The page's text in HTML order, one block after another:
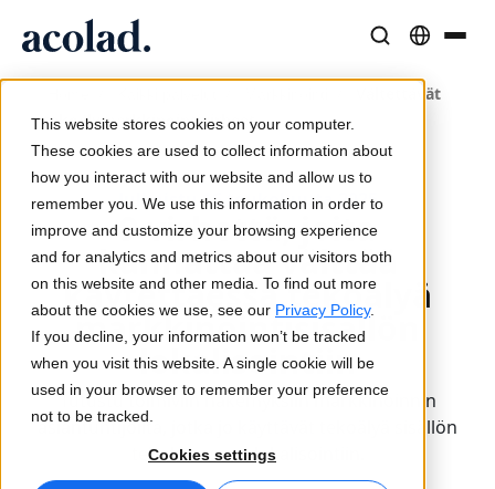
This website stores cookies on your computer.
These cookies are used to collect information about
how you interact with our website and allow us to
remember you. We use this information in order to
improve and customize your browsing experience
and for analytics and metrics about our visitors both
on this website and other media. To find out more
about the cookies we use, see our Privacy Policy.
If you decline, your information won’t be tracked
when you visit this website. A single cookie will be
used in your browser to remember your preference
not to be tracked.
Cookies settings
Käännös
Tekoälyn nopeus, inhimillinen tarkkuus
Tulkkaus
Saumatonta viestintää missä tahansa
Media ja viihde
Tuo tarinat joka näytölle
Konsultointi ja ulkoistus
Lia Translate
Välittömiä brändin mukaisia käännöksiä
Lia Live
Uusi näkökulma tulkkaukseen
Yhteydet
Työnkulkujen integrointi yksinkertaistettuna
AI-tulkkaus
Menestystarinat
Todellisia tuloksia asiakkailtamme
Artikkelit
Asiantuntijanäkemyksiä globaalista sisällöstä
E-kirjat
Syvällisiä oppaita ja strategioita
On-demand-webinaarit
Tietoa Acolad
Kestävyys
Kumppanit
Uutiset
Vältettävät
tekoälymarkkinointivirheet
Julkaistu 16 toukokuuta 2025
9 virhettä, joita
kannattaa välttää
käytettäessä tekoälyä
markkinointisisällön
lokalisointiin
Tutustu toimiviin näkemyksiin markkinoinnin
asiantuntijoilta, jotka jo käyttävät tekoälyä sisällön
tehokkaaseen lokalisointiin.